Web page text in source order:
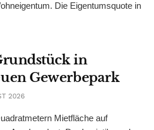
Die Eigentumsquote in
in
Gewerbepark
2026
Mietfläche auf